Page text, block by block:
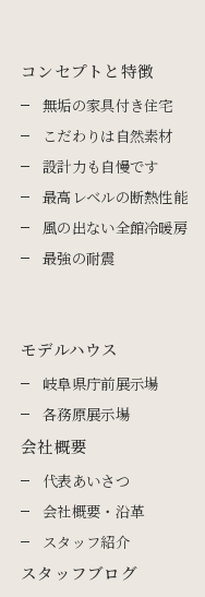
コンセプトと特徴
無垢の家具付き住宅
こだわりは自然素材
設計力も自慢です
最高レベルの断熱性能
風の出ない全館冷暖房
最強の耐震
モデルハウス
岐阜県庁前展示場
各務原展示場
会社概要
代表あいさつ
会社概要・沿革
スタッフ紹介
スタッフブログ